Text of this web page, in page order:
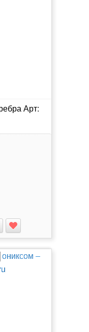
Арт: